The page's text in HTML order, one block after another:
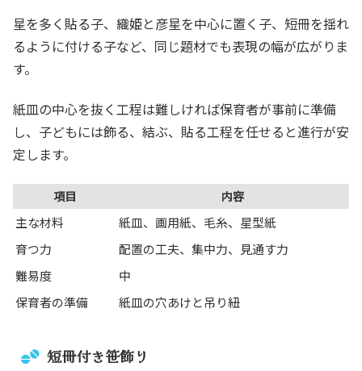
星を多く貼る子、織姫と彦星を中心に置く子、短冊を揺れ
るように付ける子など、同じ題材でも表現の幅が広がりま
す。
紙皿の中心を抜く工程は難しければ保育者が事前に準備
し、子どもには飾る、結ぶ、貼る工程を任せると進行が安
定します。
項目 内容
主な材料
紙皿、画用紙、毛糸、星型紙
育つ力
配置の工夫、集中力、見通す力
難易度
中
保育者の準備
紙皿の穴あけと吊り紐
短冊付き笹飾り